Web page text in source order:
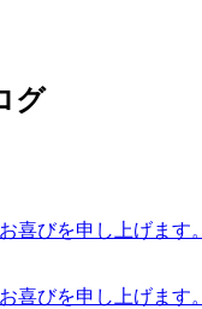
グ
喜びを申し上げます。
喜びを申し上げます。